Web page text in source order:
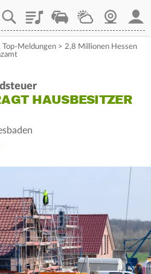
PlaylistStaupilotWetterWebcam
Top-Meldungen > 2,8 Millionen Hessen
HAUSBESITZER